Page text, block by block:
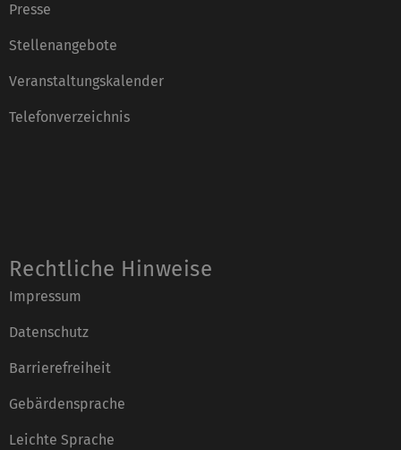
Presse
Stellenangebote
Veranstaltungskalender
Telefonverzeichnis
Rechtliche Hinweise
Impressum
Datenschutz
Barrierefreiheit
Gebärdensprache
Leichte Sprache